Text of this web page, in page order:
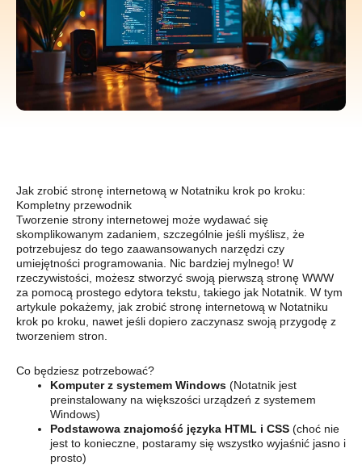
Jak zrobić stronę internetową w Notatniku krok po kroku:
Kompletny przewodnik
Tworzenie strony internetowej może wydawać się
skomplikowanym zadaniem, szczególnie jeśli myślisz, że
potrzebujesz do tego zaawansowanych narzędzi czy
umiejętności programowania. Nic bardziej mylnego! W
rzeczywistości, możesz stworzyć swoją pierwszą stronę WWW
za pomocą prostego edytora tekstu, takiego jak Notatnik. W tym
artykule pokażemy, jak zrobić stronę internetową w Notatniku
krok po kroku, nawet jeśli dopiero zaczynasz swoją przygodę z
tworzeniem stron.
Co będziesz potrzebować?
Komputer z systemem Windows (Notatnik jest
preinstalowany na większości urządzeń z systemem
Windows)
Podstawowa znajomość języka HTML i CSS (choć nie
jest to konieczne, postaramy się wszystko wyjaśnić jasno i
prosto)